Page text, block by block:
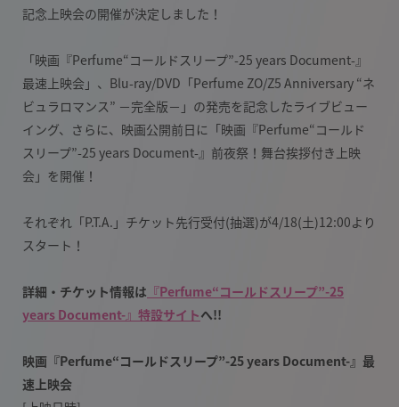
記念上映会の開催が決定しました！
「映画『Perfume“コールドスリープ”-25 years Document-』
最速上映会」、Blu-ray/DVD「Perfume ZO/Z5 Anniversary “ネ
ビュラロマンス” −完全版−」の発売を記念したライブビュー
イング、さらに、映画公開前日に「映画『Perfume“コールド
スリープ”-25 years Document-』前夜祭！舞台挨拶付き上映
会」を開催！
それぞれ「P.T.A.」チケット先行受付(抽選)が4/18(土)12:00より
スタート！
詳細・チケット情報は 『Perfume“コールドスリープ”-25
years Document-』特設サイトへ!!
映画『Perfume“コールドスリープ”-25 years Document-』最
速上映会